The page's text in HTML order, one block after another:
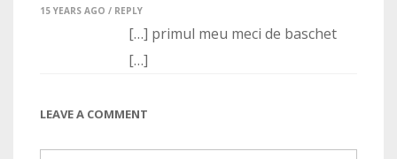
15 YEARS AGO / REPLY
[…] primul meu meci de baschet
[…]
LEAVE A COMMENT